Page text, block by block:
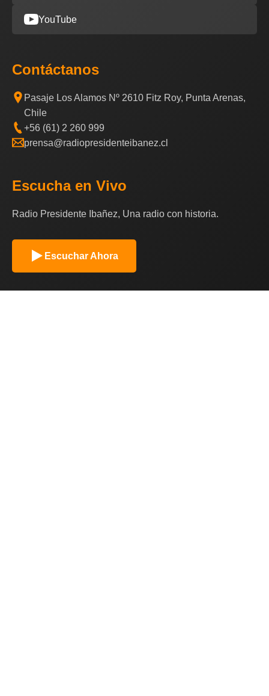
YouTube
Contáctanos
Pasaje Los Alamos Nº 2610 Fitz Roy, Punta Arenas,
Chile
+56 (61) 2 260 999
prensa@radiopresidenteibanez.cl
Escucha en Vivo
Radio Presidente Ibañez, Una radio con historia.
Escuchar Ahora